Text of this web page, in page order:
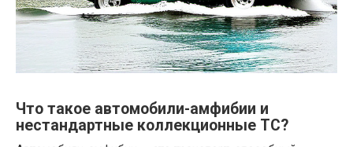
Что такое автомобили-амфибии и
нестандартные коллекционные ТС?